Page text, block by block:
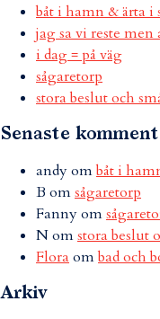
båt i hamn & ärta i
jag sa vi reste
i dag = på väg
sågaretorp
stora beslut och
Senaste
andyombåt i
B omsågaretorp
Fannyom
Nomstora beslut
Flora ombad och
Arkiv